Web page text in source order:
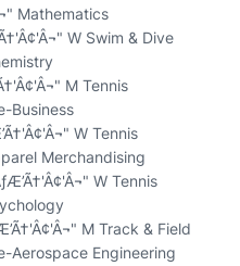
Mathematics
W Swim & Dive
M Tennis
Business
W Tennis
Merchandising
W Tennis
M Track & Field
Aerospace Engineering